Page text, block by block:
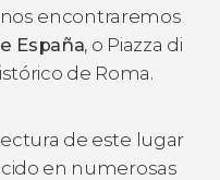
nos encontraremos
España, o Piazza di
de Roma.
de este lugar
en numerosas